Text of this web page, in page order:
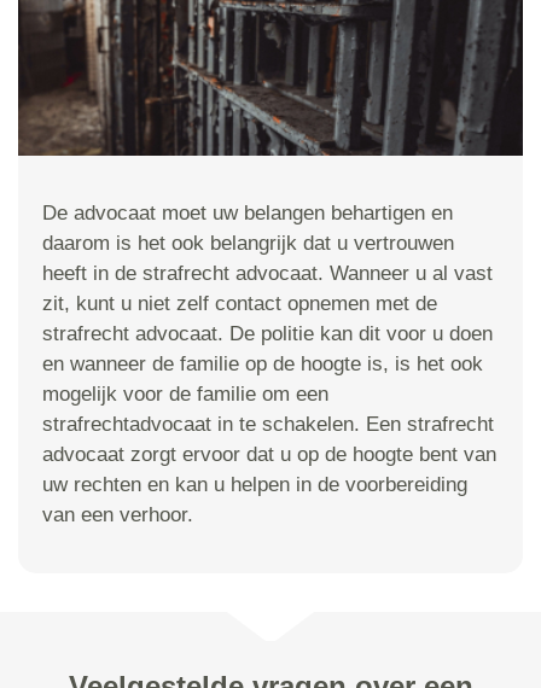
De advocaat moet uw belangen behartigen en
daarom is het ook belangrijk dat u vertrouwen
heeft in de strafrecht advocaat. Wanneer u al vast
zit, kunt u niet zelf contact opnemen met de
strafrecht advocaat. De politie kan dit voor u doen
en wanneer de familie op de hoogte is, is het ook
mogelijk voor de familie om een
strafrechtadvocaat in te schakelen. Een strafrecht
advocaat zorgt ervoor dat u op de hoogte bent van
uw rechten en kan u helpen in de voorbereiding
van een verhoor.